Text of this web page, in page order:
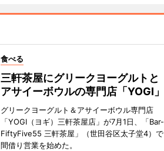
食べる
三軒茶屋にグリークヨーグルトと
アサイーボウルの専門店「YOGI」
グリークヨーグルト＆アサイーボウル専門店
「YOGI（ヨギ）三軒茶屋店」が7月1日、「Bar-
FiftyFive55 三軒茶屋」（世田谷区太子堂4）で
間借り営業を始めた。